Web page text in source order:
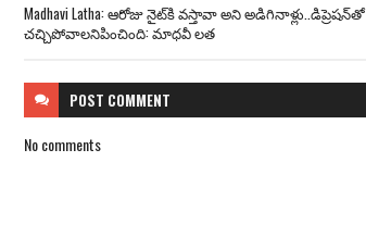
Madhavi Latha: ఆరోజు నైట్‌కి వ‌స్తావా అని అడిగినాళ్లు..డిప్రెష‌న్‌తో
చ‌చ్చిపోవాల‌నిపించింది: మాధ‌వీ ల‌త
POST COMMENT
No comments